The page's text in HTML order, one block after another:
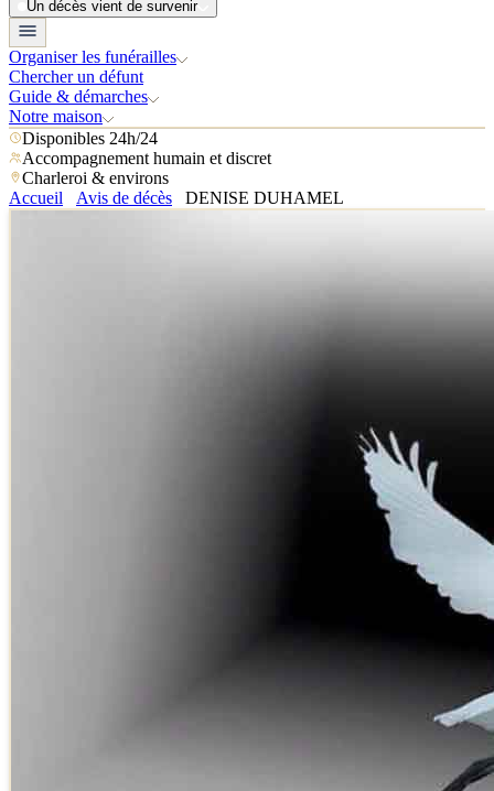
Un décès vient de survenir
Organiser les funérailles
Chercher un défunt
Guide & démarches
Notre maison
Disponibles 24h/24
Accompagnement humain et discret
Charleroi & environs
Accueil
Avis de décès DENISE DUHAMEL